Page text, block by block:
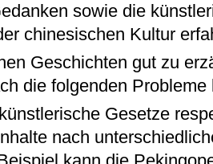
sowie die
chinesischen Kultur
Geschichten gut zu
die folgenden Probleme
Gesetze
nach